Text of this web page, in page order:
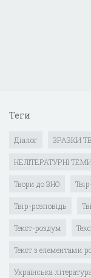
Теги
Діалог ЗРАЗКИ
НЕЛІТЕРАТУРНІ
Твори до ЗНО
Твір-розповідь
Текст-роздум
Текст з елементами
Українська література